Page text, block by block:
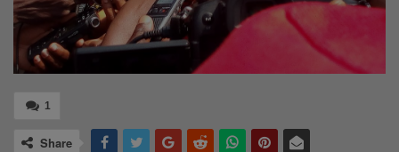
1
Share